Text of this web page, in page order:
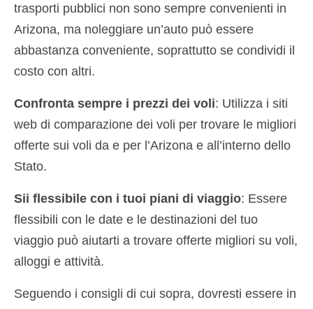
trasporti pubblici non sono sempre convenienti in
Arizona, ma noleggiare un’auto può essere
abbastanza conveniente, soprattutto se condividi il
costo con altri.
Confronta sempre i prezzi dei voli: Utilizza i siti
web di comparazione dei voli per trovare le migliori
offerte sui voli da e per l’Arizona e all’interno dello
Stato.
Sii flessibile con i tuoi piani di viaggio: Essere
flessibili con le date e le destinazioni del tuo
viaggio può aiutarti a trovare offerte migliori su voli,
alloggi e attività.
Seguendo i consigli di cui sopra, dovresti essere in